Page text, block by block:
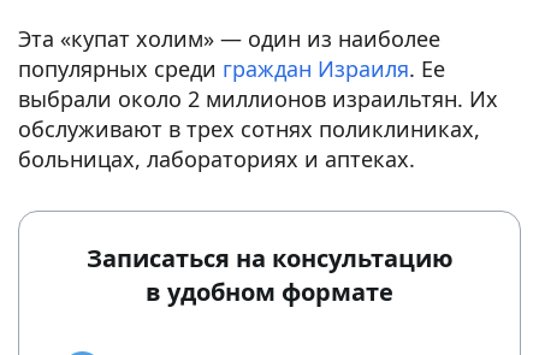
Эта «купат холим» — один из наиболее
популярных среди граждан Израиля. Ее
выбрали около 2 миллионов израильтян. Их
обслуживают в трех сотнях поликлиниках,
больницах, лабораториях и аптеках.
Записаться на консультацию
в удобном формате